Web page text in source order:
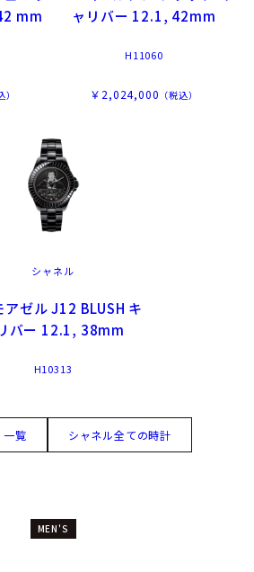
mm
）
ャリバー 12.1, 42mm
H11060
￥2,024,000 （税込）
シャネル
アゼル J12 BLUSH キ
バー 12.1, 38mm
H10313
覧 シャネル全ての時計
MEN'S